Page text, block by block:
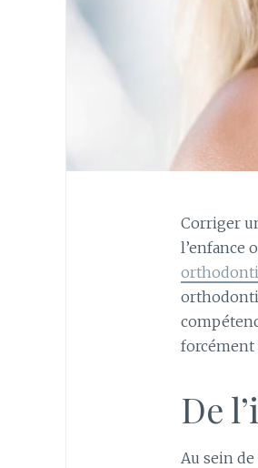
Corriger
l’enfance
forcément
De
Au sein